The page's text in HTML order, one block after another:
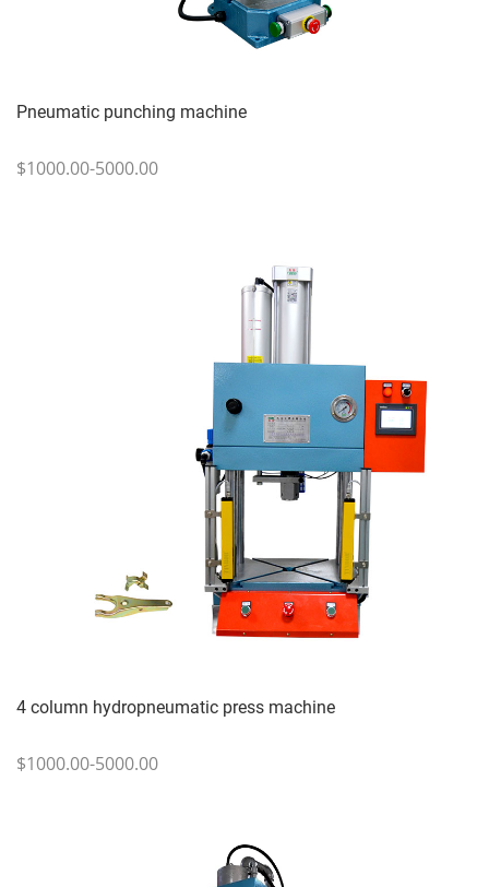
Pneumatic punching machine
$1000.00-5000.00
4 column hydropneumatic press machine
$1000.00-5000.00